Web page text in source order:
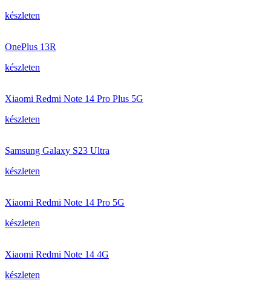
készleten
OnePlus 13R
készleten
Xiaomi Redmi Note 14 Pro Plus 5G
készleten
Samsung Galaxy S23 Ultra
készleten
Xiaomi Redmi Note 14 Pro 5G
készleten
Xiaomi Redmi Note 14 4G
készleten